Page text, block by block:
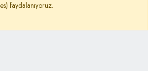
ve Dayanışma Vakfı
faydalanıyoruz.